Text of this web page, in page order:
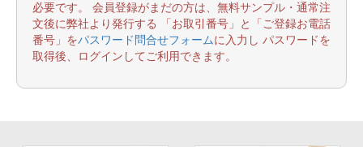
必要です。 会員登録がまだの方は、無料サンプル・通常注
文後に弊社より発行する 「お取引番号」と「ご登録お電話
番号」をパスワード問合せフォームに入力し パスワードを
取得後、ログインしてご利用できます。